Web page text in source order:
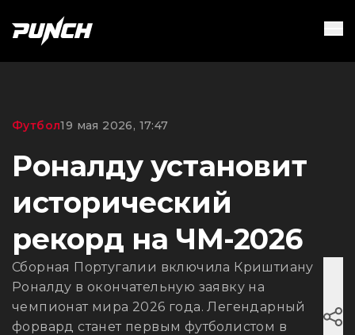
Футбол19 мая 2026, 17:47
Роналду установит
исторический
рекорд на ЧМ-2026
Сборная Португалии включила Криштиану
Роналду в окончательную заявку на
чемпионат мира 2026 года. Легендарный
форвард станет первым футболистом в